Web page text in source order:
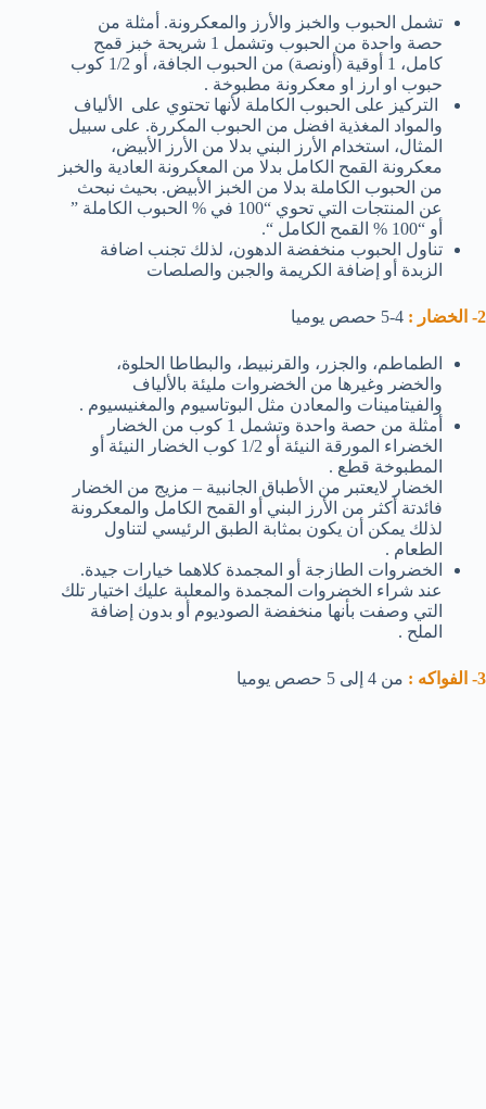
تشمل الحبوب والخبز والأرز والمعكرونة. أمثلة من
حصة واحدة من الحبوب وتشمل 1 شريحة خبز قمح
كامل، 1 أوقية (أونصة) من الحبوب الجافة، أو 1/2 كوب
حبوب او ارز او معكرونة مطبوخة .
التركيز على الحبوب الكاملة لأنها تحتوي على الألياف
والمواد المغذية افضل من الحبوب المكررة. على سبيل
المثال، استخدام الأرز البني بدلا من الأرز الأبيض،
معكرونة القمح الكامل بدلا من المعكرونة العادية والخبز
من الحبوب الكاملة بدلا من الخبز الأبيض. بحيث نبحث
عن المنتجات التي تحوي “100 في % الحبوب الكاملة ”
أو “100 % القمح الكامل “.
تناول الحبوب منخفضة الدهون، لذلك تجنب اضافة
الزبدة أو إضافة الكريمة والجبن والصلصات
2- الخضار :
الطماطم، والجزر، والقرنبيط، والبطاطا الحلوة،
والخضر وغيرها من الخضروات مليئة بالألياف
والفيتامينات والمعادن مثل البوتاسيوم والمغنيسيوم .
أمثلة من حصة واحدة وتشمل 1 كوب من الخضار
الخضراء المورقة النيئة أو 1/2 كوب الخضار النيئة أو
المطبوخة قطع .
الخضار لايعتبر من الأطباق الجانبية – مزيج من الخضار
فائدتة أكثر من الأرز البني أو القمح الكامل والمعكرونة
لذلك يمكن أن يكون بمثابة الطبق الرئيسي لتناول
الطعام .
الخضروات الطازجة أو المجمدة كلاهما خيارات جيدة.
عند شراء الخضروات المجمدة والمعلبة عليك اختيار تلك
التي وصفت بأنها منخفضة الصوديوم أو بدون إضافة
الملح .
3- الفواكه : من 4 إلى 5 حصص يوميا